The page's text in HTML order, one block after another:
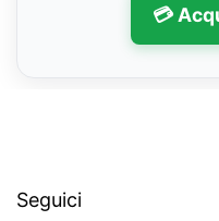
💳
Seguici